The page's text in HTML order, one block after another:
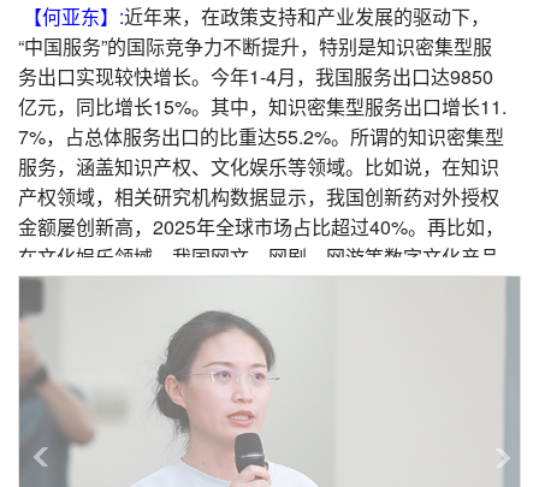
【何亚东】:近年来，在政策支持和产业发展的驱动下，
“中国服务”的国际竞争力不断提升，特别是知识密集型服
务出口实现较快增长。今年1-4月，我国服务出口达9850
亿元，同比增长15%。其中，知识密集型服务出口增长11.
7%，占总体服务出口的比重达55.2%。所谓的知识密集型
服务，涵盖知识产权、文化娱乐等领域。比如说，在知识
产权领域，相关研究机构数据显示，我国创新药对外授权
金额屡创新高，2025年全球市场占比超过40%。再比如，
在文化娱乐领域，我国网文、网剧、网游等数字文化产品
在全球刮起了“中国旋风”，已成为文化消费和文化出海新
引擎，“内容+平台+模式”出海步伐加快。
今年以来，商务部认真贯彻落实党中央、国务院决策部
署，会同有关部门出台了一系列政策，包含促进旅行服务
出口、服务贸易标准化、加快建设国家服务贸易创新发展
示范区和国家数字贸易示范区等。同时，我们持续实施对
外文化贸易“千帆出海”行动计划，助力文化企业开拓国际